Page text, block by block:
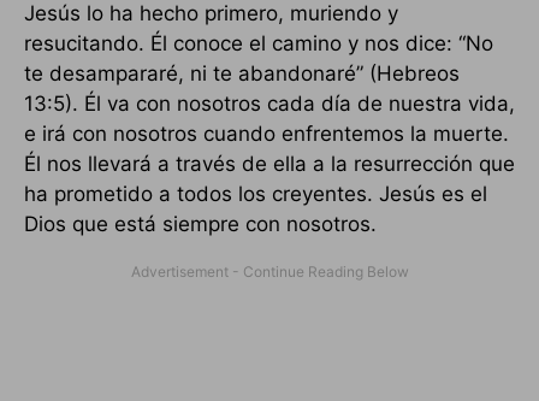
Jesús lo ha hecho primero, muriendo y
resucitando. Él conoce el camino y nos dice: “No
te desampararé, ni te abandonaré” (Hebreos
13:5). Él va con nosotros cada día de nuestra vida,
e irá con nosotros cuando enfrentemos la muerte.
Él nos llevará a través de ella a la resurrección que
ha prometido a todos los creyentes. Jesús es el
Dios que está siempre con nosotros.